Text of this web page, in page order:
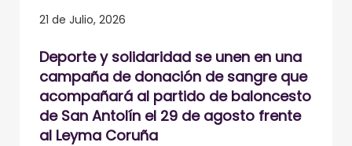
21 de Julio, 2026
Deporte y solidaridad se unen en una
campaña de donación de sangre que
acompañará al partido de baloncesto
de San Antolín el 29 de agosto frente
al Leyma Coruña